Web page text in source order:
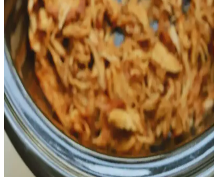
Fırınlanmış Tavuk Eti ile Sağlıklı ve Ekonomik Öğle
Yemeği Alternatifleri
Fırınlanmış tavuk eti, işlenmiş öğle etlerine göre daha uygun fiyatlı
ve sağlıklı bir seçenektir. Doğru dilimleme ve saklama yöntemleriyle
uzun süre kullanılabilir, kemiklerden ev yapımı tavuk suyu
yapılabilir.
Ev Yapımı Fırın Tavuk ile Market Rotisserie Tavuk
Arasındaki Lezzet ve Pişirme Farkları
Ev yapımı fırın tavuk, market rotisserie tavuklarına kıyasla daha
doğal ve lezzetlidir. Pişirme teknikleri, baharat seçimi ve dinlendirme
süreci tavuğun kalitesini artırır. Market tavukları ise pratik ama lezzet
açısından sınırlıdır.
Slow Cooker ile Chipotle Balı Tavuk Tarifi ve Pratik
Alternatifleri